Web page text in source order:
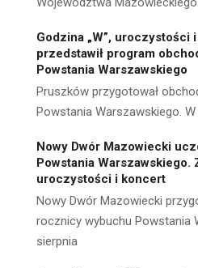
Godzina „W”, uroczystości
przedstawił program
Powstania Warszawskiego
Pruszków przygotował
Powstania Warszawskiego.
Nowy Dwór Mazowiecki
Powstania Warszawskiego.
uroczystości i koncert
Nowy Dwór Mazowiecki
rocznicy wybuchu Powstania
sierpnia